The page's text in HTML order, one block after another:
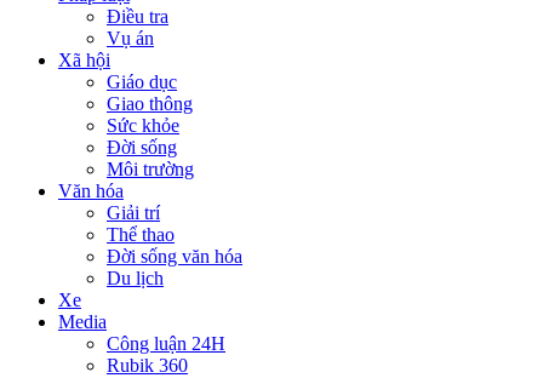
Điều tra
Vụ án
Xã hội
Giáo dục
Giao thông
Sức khỏe
Đời sống
Môi trường
Văn hóa
Giải trí
Thể thao
Đời sống văn hóa
Du lịch
Xe
Media
Công luận 24H
Rubik 360